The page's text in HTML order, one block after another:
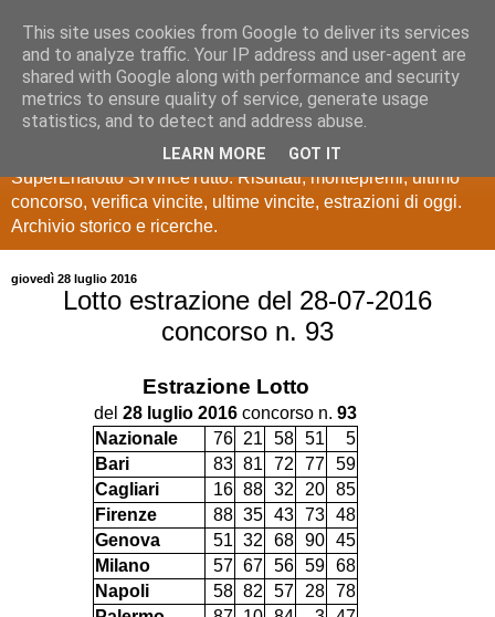
Estrazioni Lotto
SuperEnalotto
Ultime estrazioni di Lotto, SuperEnalotto, 10 e lotto,
SuperEnalotto SiVinceTutto. Risultati, montepremi, ultimo
concorso, verifica vincite, ultime vincite, estrazioni di oggi.
Archivio storico e ricerche.
giovedì 28 luglio 2016
Lotto estrazione del 28-07-2016
concorso n. 93
Estrazione Lotto
del 28 luglio 2016 concorso n. 93
Nazionale
76 21 58 51
5
Bari
83 81 72 77 59
Cagliari
16 88 32 20 85
Firenze
88 35 43 73 48
Genova
51 32 68 90 45
Milano
57 67 56 59 68
Napoli
58 82 57 28 78
This site uses cookies from Google to deliver its services
and to analyze traffic. Your IP address and user-agent are
shared with Google along with performance and security
metrics to ensure quality of service, generate usage
statistics, and to detect and address abuse.
LEARN MORE GOT IT